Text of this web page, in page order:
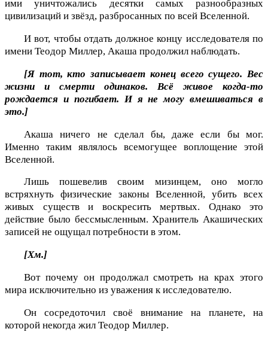
ими уничтожались десятки самых разнообразных
цивилизаций и звёзд, разбросанных по всей Вселенной.
И вот, чтобы отдать должное концу исследователя по
имени Теодор Миллер, Акаша продолжил наблюдать.
[Я тот, кто записывает конец всего сущего. Вес
жизни и смерти одинаков. Всё живое когда-то
рождается и погибает. И я не могу вмешиваться в
это.]
Акаша ничего не сделал бы, даже если бы мог.
Именно таким являлось всемогущее воплощение этой
Вселенной.
Лишь пошевелив своим мизинцем, оно могло
встряхнуть физические законы Вселенной, убить всех
живых существ и воскресить мертвых. Однако это
действие было бессмысленным. Хранитель Акашических
записей не ощущал потребности в этом.
[Хм.]
Вот почему он продолжал смотреть на крах этого
мира исключительно из уважения к исследователю.
Он сосредоточил своё внимание на планете, на
которой некогда жил Теодор Миллер.